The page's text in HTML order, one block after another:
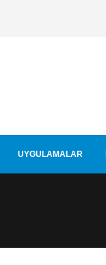
UYGULAMALAR